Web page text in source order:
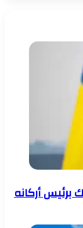
أركانه